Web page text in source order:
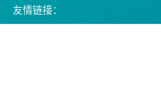
友情链接：
中国医院协会
黄山市人民政府